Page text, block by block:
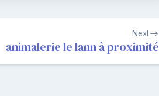
Next
animalerie le lann à proximité